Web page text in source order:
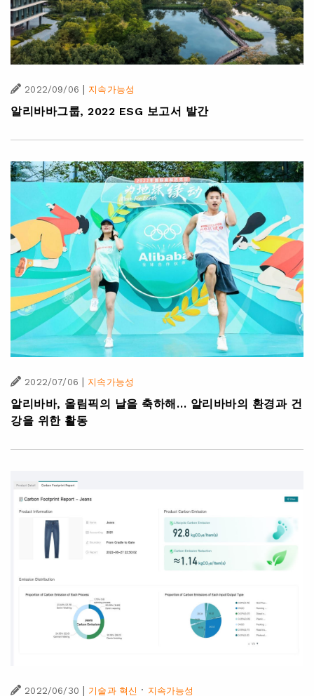
2022/09/06 | 지속가능성
알리바바그룹, 2022 ESG 보고서 발간
2022/07/06 | 지속가능성
알리바바, 올림픽의 날을 축하해… 알리바바의 환경과 건
강을 위한 활동
2022/06/30 | 기술과 혁신 · 지속가능성